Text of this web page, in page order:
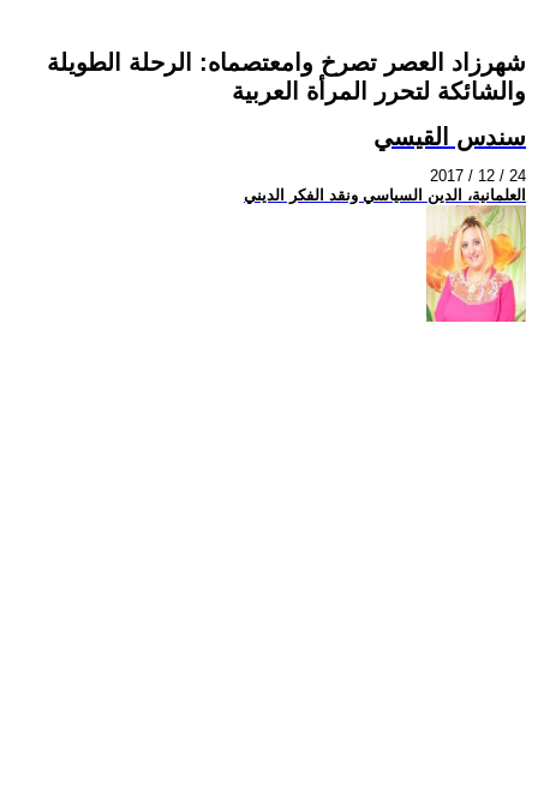
شهرزاد العصر تصرخ وامعتصماه: الرحلة الطويلة
والشائكة لتحرر المرأة العربية
سندس القيسي
2017 / 12 / 24
العلمانية، الدين السياسي ونقد الفكر الديني